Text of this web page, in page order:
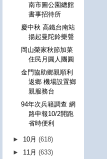
南市圖公園總館
書事招待所
慶中秋 高鐵台南站
揚起曼陀鈴樂聲
岡山榮家秋節加菜
住民月圓人團圓
金門協助鄉親順利
返鄉 機場設置鄉
親服務台
94年次兵籍調查 網
路申報10/2開跑
省時便利
► 10月(618)
► 11月(633)